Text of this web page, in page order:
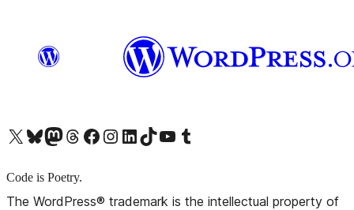
X (旧 Twitter) アカウントへBluesky アカウントへMastodon アカウントへThreads アカウントへ Facebook ページへInstagram アカウントへ LinkedIn アカウントへTikTok アカウントへYouTube チャンネルへ Tumblr アカウントへ
Code is Poetry.
The WordPress® trademark is the intellectual property of